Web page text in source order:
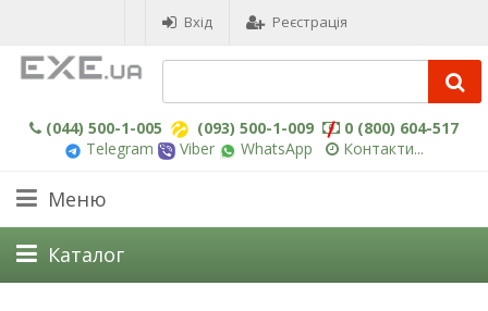
Вхід Реєстрація
(044) 500-1-005 (093) 500-1-009
0 (800) 604-517
Telegram
Viber WhatsApp Контакти...
Меню
Каталог